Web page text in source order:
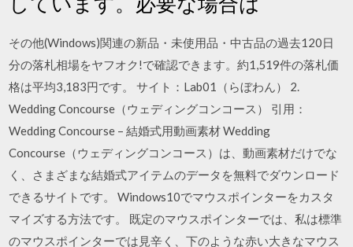
その他(Windows)関連の新品・未使用品・中古品の過去120日
分の落札相場をヤフオク!で確認できます。約1,519件の落札価
格は平均3,183円です。 サイト：Lab01（らぼわん） 2.
Wedding Concourse（ウェディングコンコース） 引用：
Wedding Concourse – 結婚式用動画素材 Wedding
Concourse（ウェディングコンコース）は、動画素材だけでな
く、さまざまな結婚式アイテムのデータを無料でダウンロード
できるサイトです。 Windows10でマウスポインターをカスタ
マイズする方法です。 既定のマウスポインターでは、私は標準
のマウスポインターでは見辛く、下のような赤い大きなマウス